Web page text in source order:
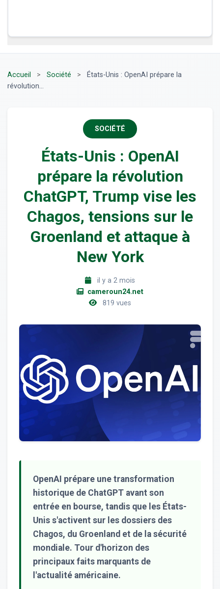
Accueil > Société >
États-Unis : OpenAI prépare la
révolution...
SOCIÉTÉ
États-Unis : OpenAI
prépare la révolution
ChatGPT, Trump vise les
Chagos, tensions sur le
Groenland et attaque à
New York
il y a 2 mois
cameroun24.net
819 vues
OpenAI prépare une transformation
historique de ChatGPT avant son
entrée en bourse, tandis que les États-
Unis s'activent sur les dossiers des
Chagos, du Groenland et de la sécurité
mondiale. Tour d'horizon des
principaux faits marquants de
l'actualité américaine.